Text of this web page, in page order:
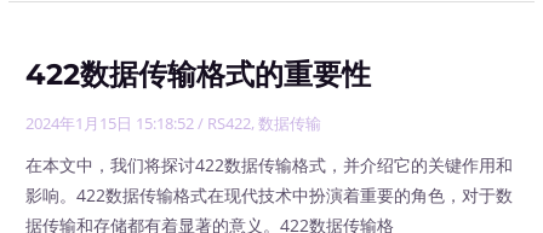
422数据传输格式的重要性
2024年1月15日 15:18:52/ RS422,数据传输
在本文中，我们将探讨422数据传输格式，并介绍它的关键作用和
影响。422数据传输格式在现代技术中扮演着重要的角色，对于数
据传输和存储都有着显著的意义。422数据传输格